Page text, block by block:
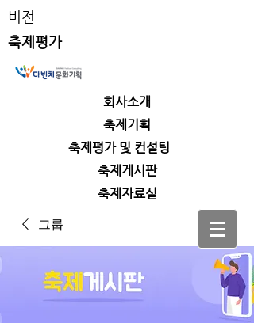
비전
축제평가
회사소개
​축제기획
​축제평가 및 컨설팅
​축제게시판
​축제자료실
그룹